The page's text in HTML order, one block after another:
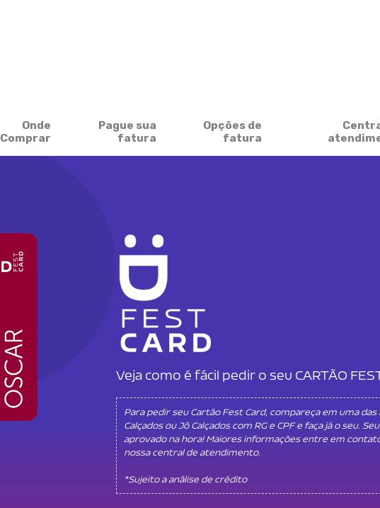
Onde
Comprar
Pague sua
fatura
Opções de
fatura
Veja como é fácil pedir o seu CARTÃO
Para pedir seu Cartão Fest Card, compareça em uma das
Calçados ou Jô Calçados com RG e CPF e faça já o seu.
aprovado na hora! Maiores informações entre em
nossa central de atendimento.
*Sujeito a análise de crédito